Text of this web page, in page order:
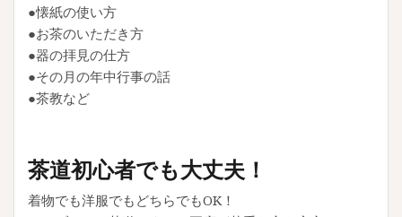
●懐紙の使い方
●お茶のいただき方
●器の拝見の仕方
●その月の年中行事の話
●茶教など
茶道初心者でも大丈夫！
着物でも洋服でもどちらでもOK！